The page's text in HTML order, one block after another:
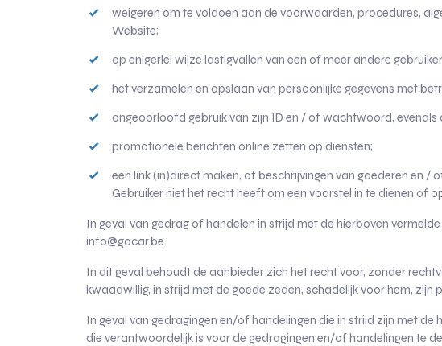
weigeren om te voldoen aan de voorwaarden, procedures,
Website;
op enigerlei wijze lastigvallen van een of meer andere
het verzamelen en opslaan van persoonlijke gegevens met
ongeoorloofd gebruik van zijn ID en / of wachtwoord,
promotionele berichten online zetten op diensten;
een link (in)direct maken, of beschrijvingen van goederen en
Gebruiker niet het recht heeft om een ​​voorstel in te dienen of
In geval van gedrag of handelen in strijd met de hierboven
info@gocar.be.
In dit geval behoudt de aanbieder zich het recht voor, zonder
kwaadwillig, in strijd met de goede zeden, schadelijk voor hem, zijn
In geval van gedragingen en/of handelingen die in strijd zijn met
die verantwoordelijk is voor de gedragingen en/of handelingen te